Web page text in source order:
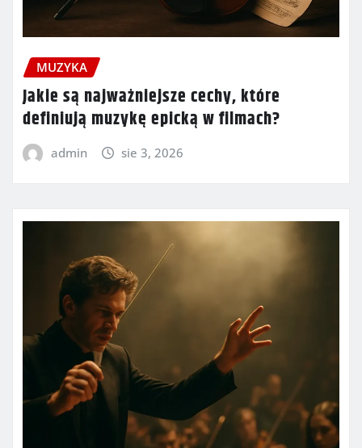
MUZYKA
Jakie są najważniejsze cechy, które
definiują muzykę epicką w filmach?
admin sie 3, 2026